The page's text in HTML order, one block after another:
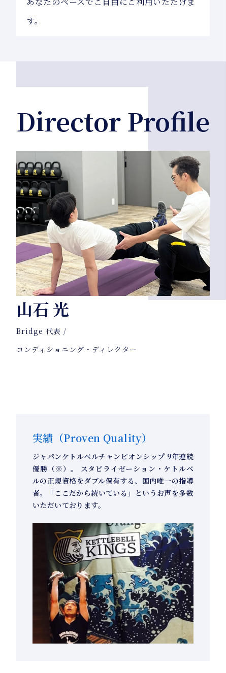
す。
Director Profile
山石 光
Bridge 代表 /
コンディショニング・ディレクター
実績（Proven Quality）
ジャパンケトルベルチャンピオンシップ 9年連続
優勝（※）。 スタビライゼーション・ケトルベ
ルの正規資格をダブル保有する、国内唯一の指導
者。「ここだから続いている」というお声を多数
いただいております。